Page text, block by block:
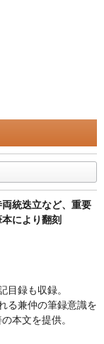
統迭立など、重要
により翻刻
目録も収録。
る兼仲の筆録意識を
本文を提供。